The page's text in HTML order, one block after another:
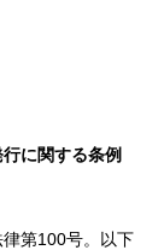
に関する条例
第100号。以下